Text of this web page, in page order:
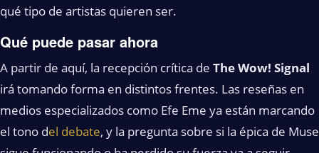
qué tipo de artistas quieren ser.
Qué puede pasar ahora
A partir de aquí, la recepción crítica de The Wow! Signal
irá tomando forma en distintos frentes. Las reseñas en
medios especializados como Efe Eme ya están marcando
el tono del debate, y la pregunta sobre si la épica de Muse